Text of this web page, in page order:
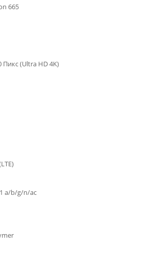
665
Пикс (Ultra HD 4K)
a/b/g/n/ac